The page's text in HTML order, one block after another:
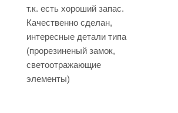
т.к. есть хороший запас.
Качественно сделан,
интересные детали типа
(прорезиненый замок,
светоотражающие
элементы)